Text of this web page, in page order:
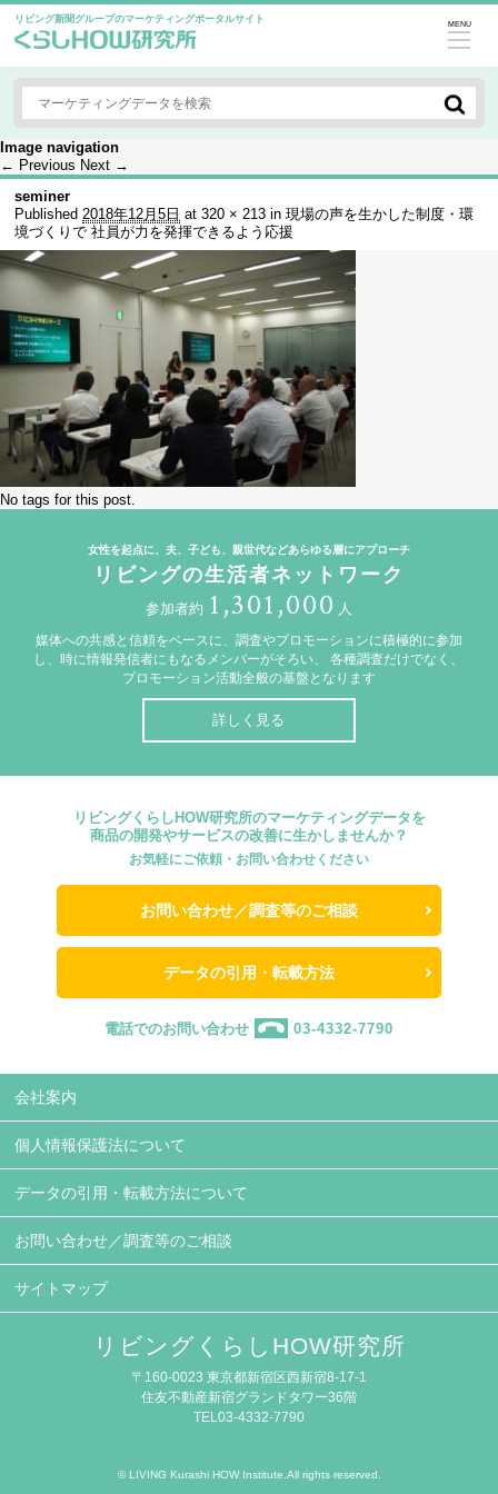
リビング新聞グループのマーケティングポータルサイト MENU
Image navigation
← Previous Next →
seminer
Published2018年12月5日 at320 × 213 in現場の声を生かした制度・環
境づくりで 社員が力を発揮できるよう応援
No tags for this post.
女性を起点に、夫、子ども、親世代などあらゆる層にアプローチ
リビングの生活者ネットワーク
参加者約 1,301,000 人
媒体への共感と信頼をベースに、調査やプロモーションに積極的に参加
し、時に情報発信者にもなるメンバーがそろい、
各種調査だけでなく、
プロモーション活動全般の基盤となります
詳しく見る
リビングくらしHOW研究所のマーケティングデータを
商品の開発やサービスの改善に生かしませんか？
お気軽にご依頼・お問い合わせください
お問い合わせ／調査等のご相談
データの引用・転載方法
電話でのお問い合わせ 03-4332-7790
会社案内
個人情報保護法について
データの引用・転載方法について
お問い合わせ／調査等のご相談
サイトマップ
リビングくらしHOW研究所
〒160-0023 東京都新宿区西新宿8-17-1
住友不動産新宿グランドタワー36階
TEL03-4332-7790
© LIVING Kurashi HOW Institute.All rights reserved.